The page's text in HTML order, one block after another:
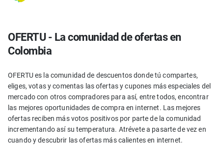
OFERTU - La comunidad de ofertas en
Colombia
OFERTU es la comunidad de descuentos donde tú compartes,
eliges, votas y comentas las ofertas y cupones más especiales del
mercado con otros compradores para así, entre todos, encontrar
las mejores oportunidades de compra en internet. Las mejores
ofertas reciben más votos positivos por parte de la comunidad
incrementando así su temperatura. Atrévete a pasarte de vez en
cuando y descubrir las ofertas más calientes en internet.